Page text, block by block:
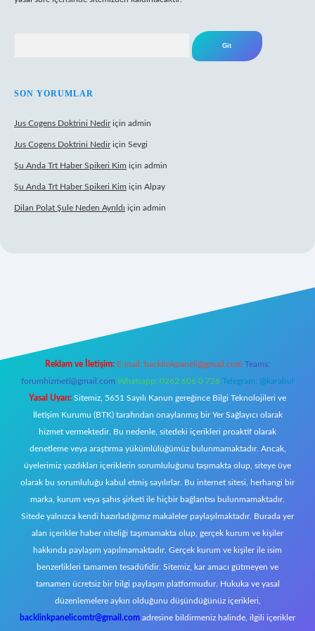
SON YORUMLAR
Jus Cogens Doktrini Nediriçin admin
Jus Cogens Doktrini Nediriçin Sevgi
Şu Anda Trt Haber Spikeri Kim için admin
Şu Anda Trt Haber Spikeri Kim için Alpay
Dilan Polat Şule Neden Ayrıldı için admin
Reklam ve İletişim: E-mail: backlinkpaneli@gmail.com Teams:
forumhizmeti@gmail.com Whatsapp: 0262 606 0 726 Telegram: @karabul
Yasal Uyarı: Sitemiz, 5651 Sayılı Kanun gereğince Bilgi Teknolojileri ve
İletişim Kurumu (BTK) tarafından onaylanmış bir Yer Sağlayıcı olarak
hizmet vermektedir. Bu nedenle, sitedeki içerikleri proaktif olarak
denetleme veya araştırma yükümlülüğümüz bulunmamaktadır. Ancak,
üyelerimiz yazdıkları içeriklerin sorumluluğunu taşımakta olup, siteye üye
olarak bu sorumluluğu kabul etmiş sayılırlar. Bu internet sitesi, herhangi bir
marka, kurum veya şahıs şirketi ile hiçbir bağlantısı bulunmamaktadır.
Sitede yalnızca kendi hazırladığımız makaleler paylaşılmaktadır. Burada yer
alan içerikler haber niteliği taşımamakta olup, gerçek kurum ve kişiler
hakkında paylaşım yapılmamaktadır. Gerçek kurum ve kişiler ile isim
benzerlikleri tamamen tesadüfidir. Sitemiz, kar amacı gütmeyen ve
tamamen ücretsiz bir bilgi paylaşım platformudur. Hukuka ve yasal
düzenlemelere aykırı olduğunu düşündüğünüz içerikleri,
backlinkpanelicomtr@gmail.com adresine bildirmeniz halinde, ilgili içerikler